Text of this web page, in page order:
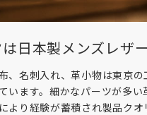
日本製メンズレザ
、名刺入れ、革小物は東京
います。細かなパーツが多い
より経験が蓄積され製品ク